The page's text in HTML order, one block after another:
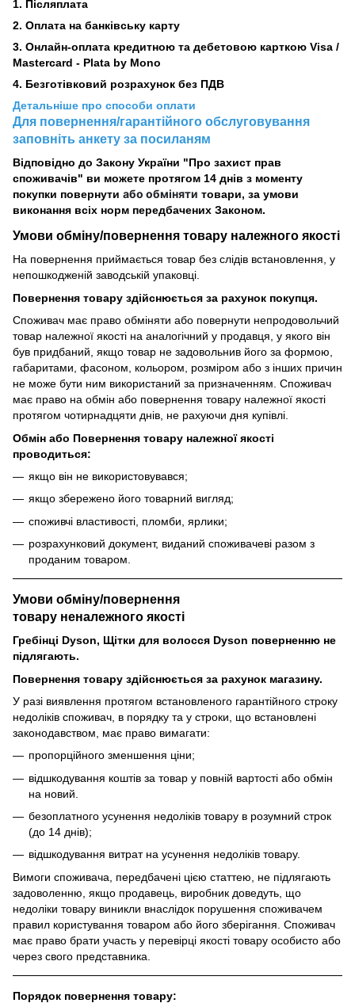
1. Післяплата
2. Оплата на банківську карту
3. Онлайн-оплата кредитною та дебетовою карткою Visa /
Mastercard - Plata by Mono
4. Безготівковий розрахунок без ПДВ
Детальніше про способи оплати
Для повернення/гарантійного обслуговування
заповніть анкету за посиланям
Відповідно до Закону України "Про захист прав
споживачів" ви можете протягом 14 днів з моменту
покупки повернути або обміняти товари, за умови
виконання всіх норм передбачених Законом.
Умови обміну/повернення товару належного якості
На повернення приймається товар без слідів встановлення, у
непошкодженій заводській упаковці.
Повернення товару здійснюється за рахунок покупця.
Споживач має право обміняти або повернути непродовольчий
товар належної якості на аналогічний у продавця, у якого він
був придбаний, якщо товар не задовольнив його за формою,
габаритами, фасоном, кольором, розміром або з інших причин
не може бути ним використаний за призначенням. Споживач
має право на обмін або повернення товару належної якості
протягом чотирнадцяти днів, не рахуючи дня купівлі.
Обмін або Повернення товару належної якості
проводиться:
якщо він не використовувався;
якщо збережено його товарний вигляд;
споживчі властивості, пломби, ярлики;
розрахунковий документ, виданий споживачеві разом з
проданим товаром.
Умови обміну/повернення
товару неналежного якості
Гребінці Dyson, Щітки для волосся Dyson поверненню не
підлягають.
Повернення товару здійснюється за рахунок магазину.
У разі виявлення протягом встановленого гарантійного строку
недоліків споживач, в порядку та у строки, що встановлені
законодавством, має право вимагати:
пропорційного зменшення ціни;
відшкодування коштів за товар у повній вартості або обмін
на новий.
безоплатного усунення недоліків товару в розумний строк
(до 14 днів);
відшкодування витрат на усунення недоліків товару.
Вимоги споживача, передбачені цією статтею, не підлягають
задоволенню, якщо продавець, виробник доведуть, що
недоліки товару виникли внаслідок порушення споживачем
правил користування товаром або його зберігання. Споживач
має право брати участь у перевірці якості товару особисто або
через свого представника.
Порядок повернення товару: